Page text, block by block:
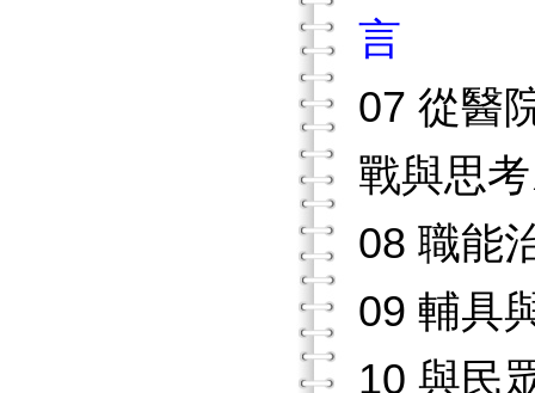
言
07 從醫
戰與思
08 職能
09 輔具
10 與民